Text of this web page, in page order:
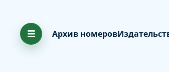
Архив номеров